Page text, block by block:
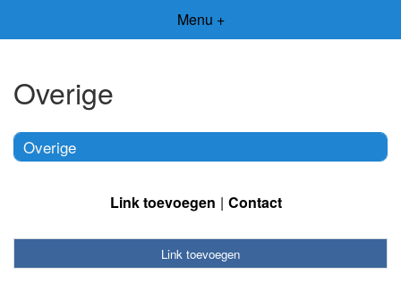
Menu +
Overige
Overige
Link toevoegen Contact
Link toevoegen